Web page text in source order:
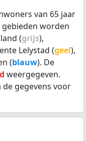
van 65 jaar
worden
(grijs),
Lelystad (geel),
(blauw). De
weergegeven.
de gegevens voor